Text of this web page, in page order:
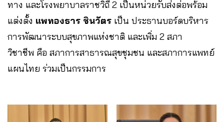
ทาง และโรงพยาบาลราชวิถี 2 เป็นหน่วยรับส่งต่อพร้อม
แต่งตั้ง แพทองธาร ชินวัตร เป็น ประธานบอร์ดบริหาร
การพัฒนาระบบสุขภาพแห่งชาติ และเพิ่ม 2 สภา
วิชาชีพ คือ สภาการสาธารณสุขชุมชน และสภาการแพทย์
แผนไทย ร่วมเป็นกรรมการ